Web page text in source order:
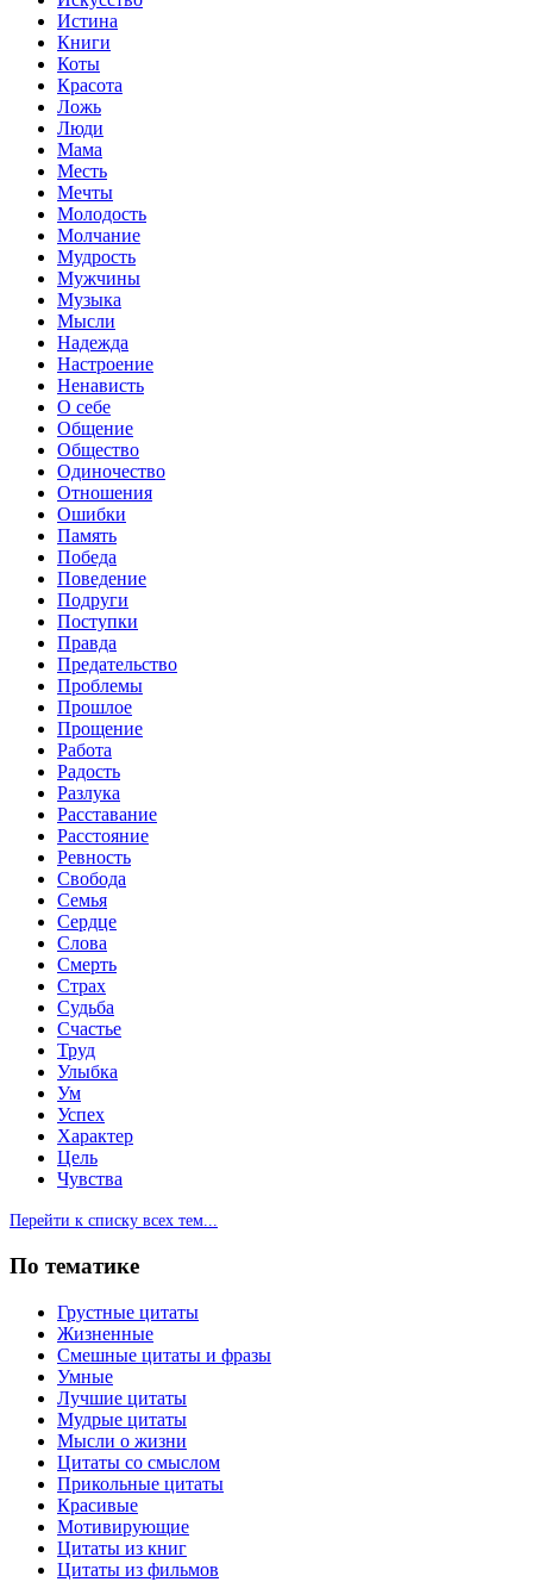
Истина
Книги
Коты
Красота
Ложь
Люди
Мама
Месть
Мечты
Молодость
Молчание
Мудрость
Мужчины
Музыка
Мысли
Надежда
Настроение
Ненависть
О себе
Общение
Общество
Одиночество
Отношения
Ошибки
Память
Победа
Поведение
Подруги
Поступки
Правда
Предательство
Проблемы
Прошлое
Прощение
Работа
Радость
Разлука
Расставание
Расстояние
Ревность
Свобода
Семья
Сердце
Слова
Смерть
Страх
Судьба
Счастье
Труд
Улыбка
Ум
Успех
Характер
Цель
Чувства
Перейти к списку всех тем...
По тематике
Грустные цитаты
Жизненные
Смешные цитаты и фразы
Умные
Лучшие цитаты
Мудрые цитаты
Мысли о жизни
Цитаты со смыслом
Прикольные цитаты
Красивые
Мотивирующие
Цитаты из книг
Цитаты из фильмов